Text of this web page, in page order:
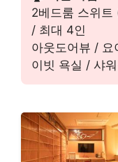
2베드룸 스위
/ 최대 4인
아웃도어뷰 /
이빗 욕실 / 샤